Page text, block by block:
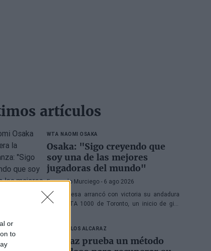
or
to
artículos
WTA NAOMI OSAKA
Osaka: "Sigo creyendo que
soy una de las mejores
jugadoras del mundo"
Fernando Murciego- 6 ago 2026
La japonesa arrancó con victoria su andadura
en el WTA 1000 de Toronto, un inicio de gira
CARLOS ALCARAZ
Alcaraz prueba un método